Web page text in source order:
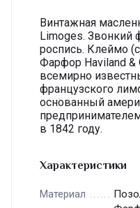
Винтажная
Limoges. Звонкий
роспись. Клеймо
Фарфор Haviland &
всемирно
французского
основанный
в 1842 году.
Характеристики
Материал